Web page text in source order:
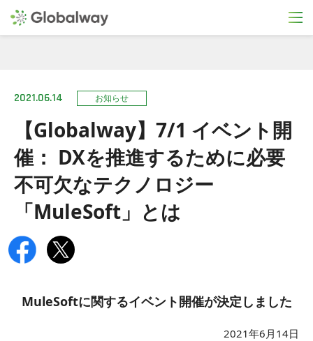
【Globalway】7/1 イベント開
催： DXを推進するために必要
不可欠なテクノロジー
「MuleSoft」とは
2021.06.14 お知らせ
MuleSoftに関するイベント開催が決定しました
2021年6月14日